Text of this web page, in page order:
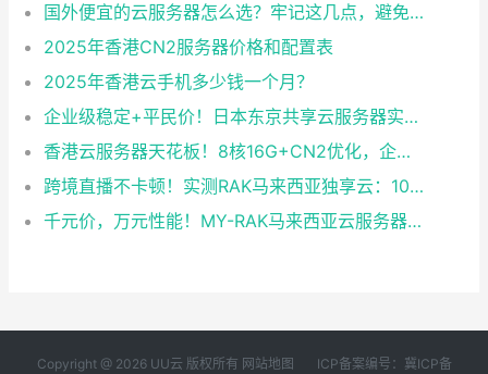
国外便宜的云服务器怎么选？牢记这几点，避免踩坑
2025年香港CN2服务器价格和配置表
2025年香港云手机多少钱一个月？
企业级稳定+平民价！日本东京共享云服务器实测：CentOS 7.9系统+资源隔离，稳定性达99.99%
香港云服务器天花板！8核16G+CN2优化，企业级数据安全+毫秒级延迟双保险！
跨境直播不卡顿！实测RAK马来西亚独享云：1080P推流稳定，首月6折优惠中
千元价，万元性能！MY-RAK马来西亚云服务器：首月5折+免费SEO工具，中小企业出海“降本神器”
Copyright @ 2026 UU云 版权所有 网站地图 ICP备案编号：冀ICP备